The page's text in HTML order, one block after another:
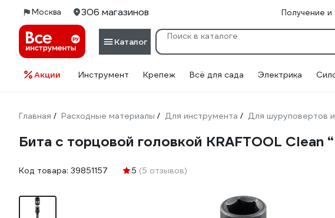
Москва 306 магазинов Получение и
Каталог
Акции Инструмент Крепеж Всё для сада Электрика
Главная / Расходные материалы / Для инструмента / Для шуруповертов
Бита с торцовой головкой KRAFTOOL
Код товара: 39851157 5 (5 отзывов)